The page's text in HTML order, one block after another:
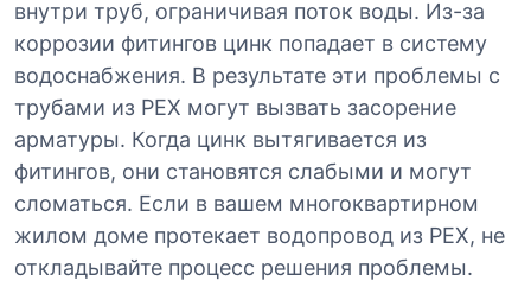
внутри труб, ограничивая поток воды. Из-за
коррозии фитингов цинк попадает в систему
водоснабжения. В результате эти проблемы с
трубами из PEX могут вызвать засорение
арматуры. Когда цинк вытягивается из
фитингов, они становятся слабыми и могут
сломаться. Если в вашем многоквартирном
жилом доме протекает водопровод из PEX, не
откладывайте процесс решения проблемы.